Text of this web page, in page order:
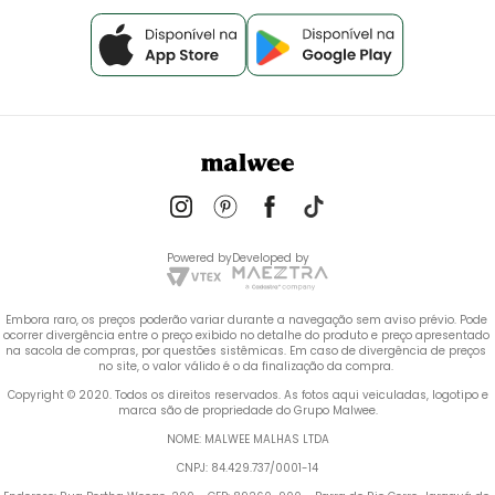
Powered byDeveloped by
Embora raro, os preços poderão variar durante a navegação sem aviso prévio. Pode
ocorrer divergência entre o preço exibido no detalhe do produto e preço apresentado
na sacola de compras, por questões sistêmicas. Em caso de divergência de preços
no site, o valor válido é o da finalização da compra.
marca são de propriedade do Grupo Malwee.
NOME: MALWEE MALHAS LTDA
CNPJ: 84.429.737/0001-14